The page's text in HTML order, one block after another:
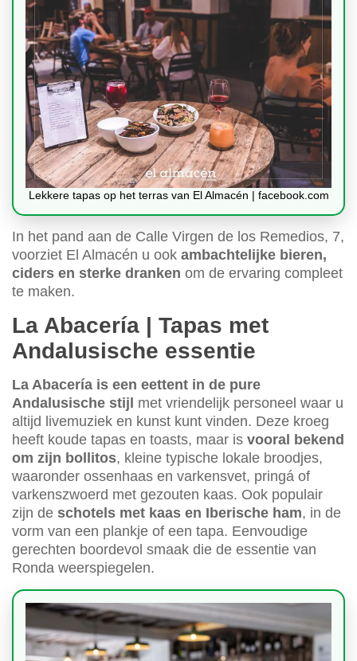
Lekkere tapas op het terras van El Almacén | facebook.com
In het pand aan de Calle Virgen de los Remedios, 7,
voorziet El Almacén u ook ambachtelijke bieren,
ciders en sterke dranken om de ervaring compleet
te maken.
La Abacería | Tapas met
Andalusische essentie
La Abacería is een eettent in de pure
Andalusische stijl met vriendelijk personeel waar u
altijd livemuziek en kunst kunt vinden. Deze kroeg
heeft koude tapas en toasts, maar is vooral bekend
om zijn bollitos, kleine typische lokale broodjes,
waaronder ossenhaas en varkensvet, pringá of
varkenszwoerd met gezouten kaas. Ook populair
zijn de schotels met kaas en Iberische ham, in de
vorm van een plankje of een tapa. Eenvoudige
gerechten boordevol smaak die de essentie van
Ronda weerspiegelen.